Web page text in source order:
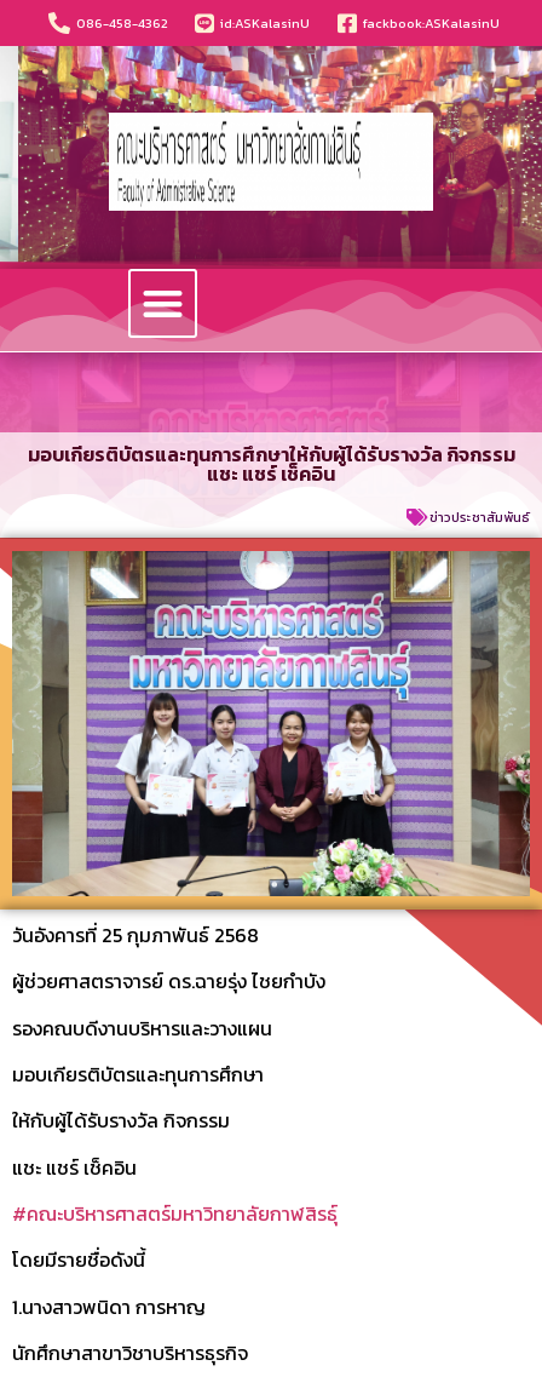
086-458-4362 id:ASKalasinU fackbook:ASKalasinU
มอบเกียรติบัตรและทุนการศึกษาให้กับผู้ได้รับรางวัล กิจกรรม
แชะ แชร์ เช็คอิน
ข่าวประชาสัมพันธ์
วันอังคารที่ 25 กุมภาพันธ์ 2568
ผู้ช่วยศาสตราจารย์ ดร.ฉายรุ่ง ไชยกำบัง
รองคณบดีงานบริหารและวางแผน
มอบเกียรติบัตรและทุนการศึกษา
ให้กับผู้ได้รับรางวัล กิจกรรม
แชะ แชร์ เช็คอิน
#คณะบริหารศาสตร์มหาวิทยาลัยกาฬสิรธุ์
โดยมีรายชื่อดังนี้
1.นางสาวพนิดา การหาญ
นักศึกษาสาขาวิชาบริหารธุรกิจ